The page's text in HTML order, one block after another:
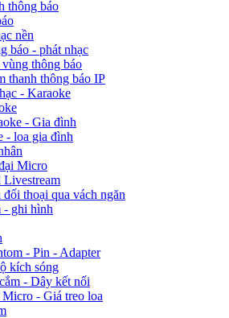
thông báo
nền
báo - phát nhạc
thông báo
thanh thông báo IP
- Karaoke
- Gia đình
- loa gia đình
Micro
Livestream
thoại qua vách ngăn
- ghi hình
- Pin - Adapter
kích sóng
- Dây kết nối
- Giá treo loa